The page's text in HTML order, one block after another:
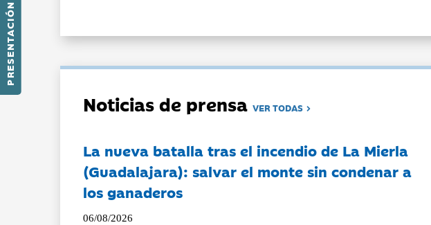
PRESENTACIÓN
Noticias de prensaVER TODAS
La nueva batalla tras el incendio de La Mierla
(Guadalajara): salvar el monte sin condenar a
los ganaderos
06/08/2026